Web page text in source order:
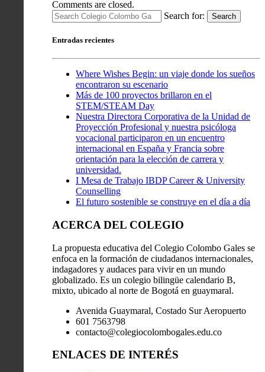
Comments are closed.
Search for:
Search
Entradas recientes
Where Wishes Begin: un viaje donde los sueños
encontraron su escenario
Más de 100 proyectos brillaron en el
STEM/STEAM Day
Nuestra Directora Corporativa de la Unidad de
Proyección Profesional y nuestra psicóloga
vocacional participaron en un encuentro
internacional en España y Francia sobre
orientación para la elección de carrera y
universidad.
I Mesa de Trabajo IBDP Career & University
Counselling
El futuro sostenible se construye en el día a día
ACERCA DEL COLEGIO
La propuesta educativa del Colegio Colombo Gales se
enfoca en la formación de ciudadanos internacionales,
indagadores y audaces para vivir en un mundo
globalizado. Es un colegio bilingüe calendario B,
mixto, ubicado al norte de Bogotá en guaymaral.
Avenida Guaymaral, Costado Sur Aeropuerto
601 7563798
contacto@colegiocolombogales.edu.co
ENLACES DE INTERÉS